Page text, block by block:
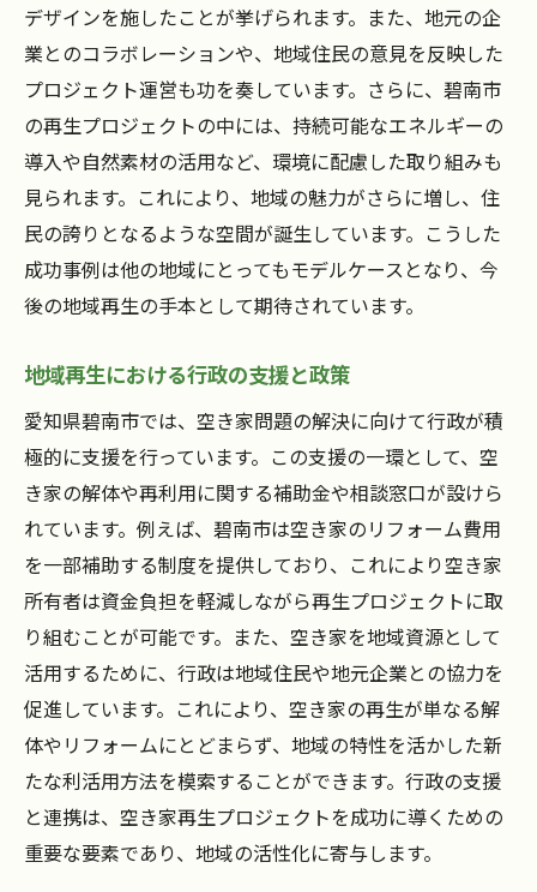
デザインを施したことが挙げられます。また、地元の企
業とのコラボレーションや、地域住民の意見を反映した
プロジェクト運営も功を奏しています。さらに、碧南市
の再生プロジェクトの中には、持続可能なエネルギーの
導入や自然素材の活用など、環境に配慮した取り組みも
見られます。これにより、地域の魅力がさらに増し、住
民の誇りとなるような空間が誕生しています。こうした
成功事例は他の地域にとってもモデルケースとなり、今
後の地域再生の手本として期待されています。
地域再生における行政の支援と政策
愛知県碧南市では、空き家問題の解決に向けて行政が積
極的に支援を行っています。この支援の一環として、空
き家の解体や再利用に関する補助金や相談窓口が設けら
れています。例えば、碧南市は空き家のリフォーム費用
を一部補助する制度を提供しており、これにより空き家
所有者は資金負担を軽減しながら再生プロジェクトに取
り組むことが可能です。また、空き家を地域資源として
活用するために、行政は地域住民や地元企業との協力を
促進しています。これにより、空き家の再生が単なる解
体やリフォームにとどまらず、地域の特性を活かした新
たな利活用方法を模索することができます。行政の支援
と連携は、空き家再生プロジェクトを成功に導くための
重要な要素であり、地域の活性化に寄与します。